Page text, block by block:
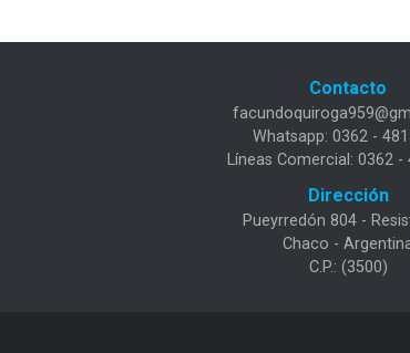
Contacto
Whatsapp: 0362 -
Líneas Comercial: 0362 -
Dirección
Pueyrredón 804 -
Chaco -
C.P.: (3500)